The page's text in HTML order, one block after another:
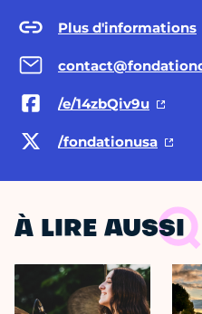
Plus d'informations
/e/14zbQiv9u
/fondationusa
À LIRE AUSSI